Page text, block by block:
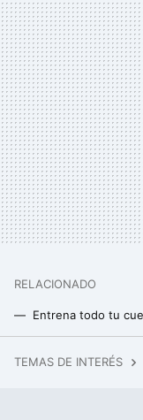
RELACIONADO
TEMAS DE INTERÉS